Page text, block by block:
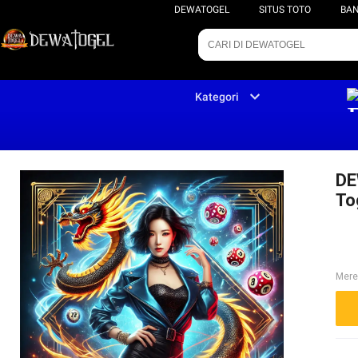
DEWATOGEL SITUS TOTO
Kategori